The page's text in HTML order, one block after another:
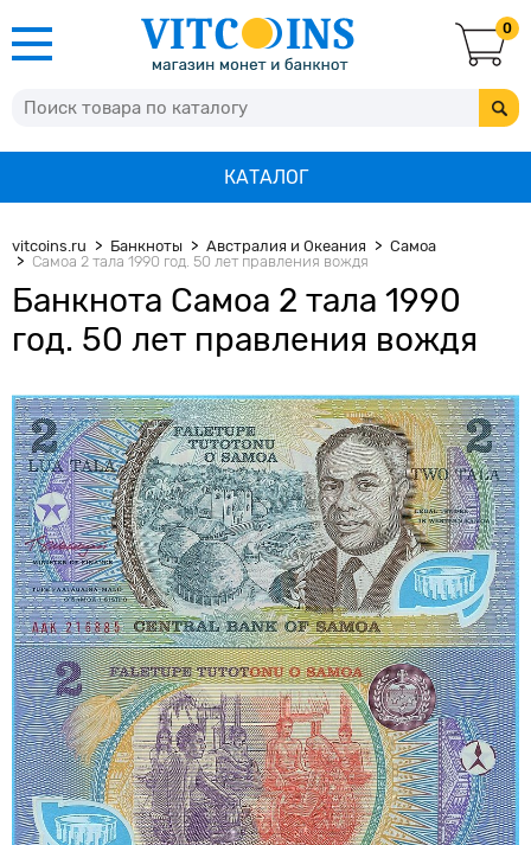
0
КАТАЛОГ
vitcoins.ru Банкноты Австралия и Океания
Самоа
Самоа 2 тала 1990 год. 50 лет правления вождя
Банкнота Самоа 2 тала 1990
год. 50 лет правления вождя